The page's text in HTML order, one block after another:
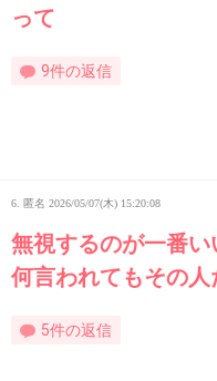
って
9件の返信
6. 匿名 2026/05/07(木) 15:20:08
無視するのが一番い
何言われてもその人
5件の返信